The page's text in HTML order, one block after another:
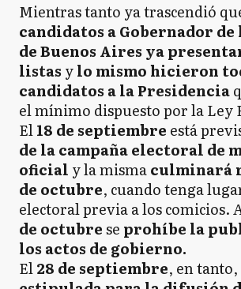
Mientras tanto ya trascendió
candidatos a Gobernador
de Buenos Aires ya
listas ylo mismo hicieron
candidatos a la Presidencia
el mínimo dispuesto por la Ley
El18 de septiembre está
de la campaña electoral de
oficial y la mismaculminará
de octubre, cuando tenga
electoral previa a los comicios.
de octubrese prohíbe la
los actos de gobierno.
El28 de septiembre, en tanto,